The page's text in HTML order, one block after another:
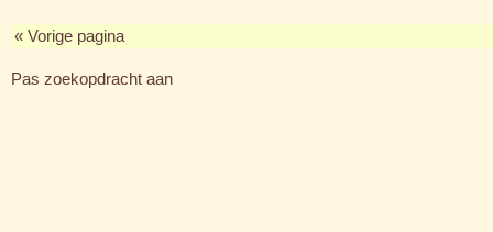
« Vorige pagina
Pas zoekopdracht aan